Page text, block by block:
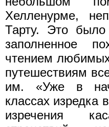
Хелленурме,
Тарту. Это было
заполненное
чтением
путешествиям
им. «Уже в
классах изредка
изречения